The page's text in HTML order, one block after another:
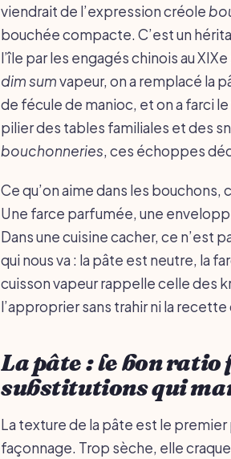
viendrait de l’expression créole
bouchée compacte. C’est un
l’île par les engagés chinois au
dim sumvapeur, on a remplacé la
de fécule de manioc, et on a farci
pilier des tables familiales et des
bouchonneries, ces échoppes
Ce qu’on aime dans les
Une farce parfumée, une
Dans une cuisine cacher, ce n’est
qui nous va : la pâte est neutre, la
cuisson vapeur rappelle celle des
l’approprier sans trahir ni la recette
La pâte : le bon
substitutions qui
La texture de la pâte est le
façonnage. Trop sèche, elle